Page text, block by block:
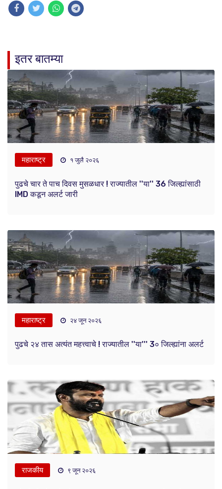
इतर बातम्या
महाराष्ट्र १ जुलै २०२६
पुढचे चार ते पाच दिवस मुसळधार ! राज्यातील ''या'' 36 जिल्ह्यांसाठी
IMD कडून अलर्ट जारी
महाराष्ट्र २४ जून २०२६
पुढचे २४ तास अत्यंत महत्त्वाचे ! राज्यातील ''या''' 3० जिल्ह्यांना अलर्ट
राजकीय ९ जून २०२६